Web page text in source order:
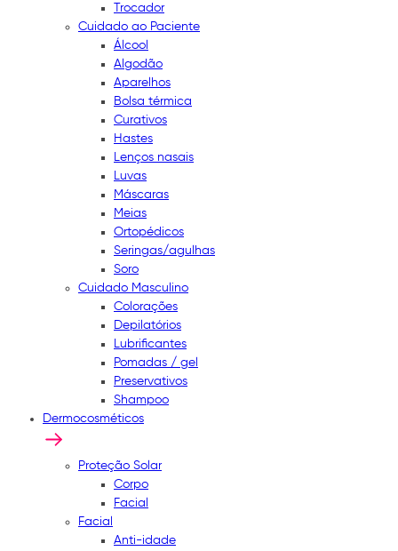
Trocador
Cuidado ao Paciente
Álcool
Algodão
Aparelhos
Bolsa térmica
Curativos
Hastes
Lenços nasais
Luvas
Máscaras
Meias
Ortopédicos
Seringas/agulhas
Soro
Cuidado Masculino
Colorações
Depilatórios
Lubrificantes
Pomadas / gel
Preservativos
Shampoo
Dermocosméticos
Proteção Solar
Corpo
Facial
Facial
Anti-idade